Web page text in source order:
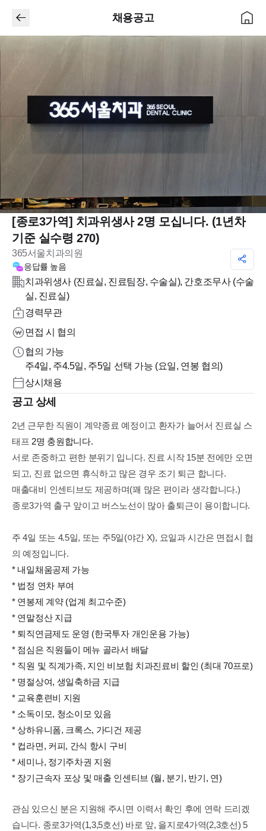
채용공고
[종로3가역] 치과위생사 2명 모십니다. (1년차
기준 실수령 270)
365서울치과의원
응답률 높음
치과위생사 (진료실, 진료팀장, 수술실), 간호조무사 (수술
실, 진료실)
경력무관
면접 시 협의
협의 가능
주4일, 주4.5일, 주5일 선택 가능 (요일, 연봉 협의)
상시채용
공고 상세
2년 근무한 직원이 계약종료 예정이고 환자가 늘어서 진료실 스
태프 2명 충원합니다.
서로 존중하고 편한 분위기 입니다. 진료 시작 15분 전에만 오면
되고, 진료 없으면 휴식하고 많은 경우 조기 퇴근 합니다.
매출대비 인센티브도 제공하며(꽤 많은 편이라 생각합니다.)
종로3가역 출구 앞이고 버스노선이 많아 출퇴근이 용이합니다.
주 4일 또는 4.5일, 또는 주5일(야간 X), 요일과 시간은 면접시 협
의 예정입니다.
* 내일채움공제 가능
* 법정 연차 부여
* 연봉제 계약 (업계 최고수준)
* 연말정산 지급
* 퇴직연금제도 운영 (한국투자 개인운용 가능)
* 점심은 직원들이 메뉴 골라서 배달
* 직원 및 직계가족, 지인 비보험 치과진료비 할인 (최대 70프로)
* 명절상여, 생일축하금 지급
* 교육훈련비 지원
* 소독이모, 청소이모 있음
* 상하유니폼, 크록스, 가디건 제공
* 컵라면, 커피, 간식 항시 구비
* 세미나, 정기주차권 지원
* 장기근속자 포상 및 매출 인센티브 (월, 분기, 반기, 연)
관심 있으신 분은 지원해 주시면 이력서 확인 후에 연락 드리겠
습니다. 종로3가역(1,3,5호선) 바로 앞, 을지로4가역(2,3호선) 5